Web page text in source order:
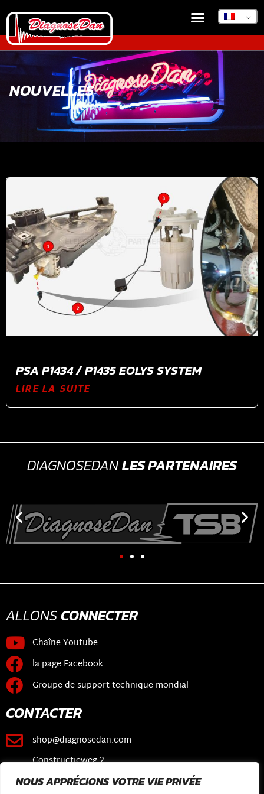
NOUS APPRÉCIONS VOTRE VIE PRIVÉE
NOUVELLES
PSA P1434 / P1435 EOLYS SYSTEM
LIRE LA SUITE
DIAGNOSEDANLES PARTENAIRES
ALLONSCONNECTER
Chaîne Youtube
la page Facebook
Groupe de support technique mondial
CONTACTER
shop@diagnosedan.com
Constructieweg 2
3641 SB Mijdrecht